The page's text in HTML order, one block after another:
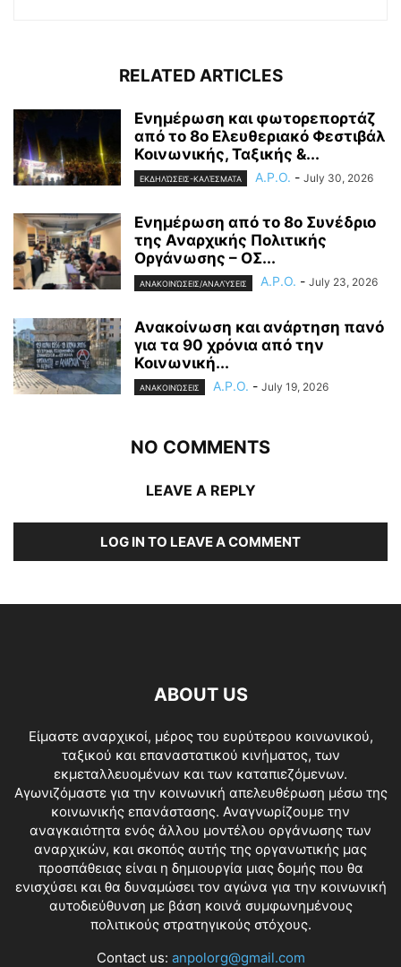
RELATED ARTICLES
Ενημέρωση και φωτορεπορτάζ
από το 8ο Ελευθεριακό Φεστιβάλ
Κοινωνικής, Ταξικής &...
ΕΚΔΗΛΏΣΕΙΣ-ΚΑΛΈΣΜΑΤΑ A.P.O. - July 30, 2026
Ενημέρωση από το 8ο Συνέδριο
της Αναρχικής Πολιτικής
Οργάνωσης – ΟΣ...
ΑΝΑΚΟΙΝΏΣΕΙΣ/ΑΝΑΛΎΣΕΙΣ A.P.O. - July 23, 2026
Ανακοίνωση και ανάρτηση πανό
για τα 90 χρόνια από την
Κοινωνική...
ΑΝΑΚΟΙΝΏΣΕΙΣ A.P.O. - July 19, 2026
NO COMMENTS
LEAVE A REPLY
LOG IN TO LEAVE A COMMENT
ABOUT US
Είμαστε αναρχικοί, μέρος του ευρύτερου κοινωνικού,
ταξικού και επαναστατικού κινήματος, των
εκμεταλλευομένων και των καταπιεζόμενων.
Αγωνιζόμαστε για την κοινωνική απελευθέρωση μέσω της
κοινωνικής επανάστασης. Αναγνωρίζουμε την
αναγκαιότητα ενός άλλου μοντέλου οργάνωσης των
αναρχικών, και σκοπός αυτής της οργανωτικής μας
προσπάθειας είναι η δημιουργία μιας δομής που θα
ενισχύσει και θα δυναμώσει τον αγώνα για την κοινωνική
αυτοδιεύθυνση με βάση κοινά συμφωνημένους
πολιτικούς στρατηγικούς στόχους.
Contact us: anpolorg@gmail.com